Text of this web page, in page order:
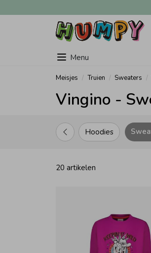
Menu
Meisjes Truien Sweaters
Vingino -
Hoodies
20 artikelen